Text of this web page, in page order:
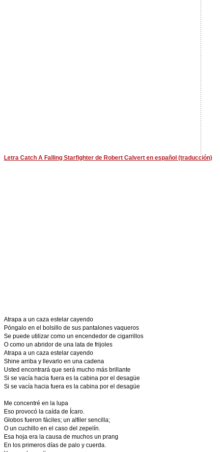
Letra Catch A Falling Starfighter de Robert Calvert en español (traducción)
Atrapa a un caza estelar cayendo
Póngalo en el bolsillo de sus pantalones vaqueros
Se puede utilizar como un encendedor de cigarrillos
O como un abridor de una lata de frijoles
Atrapa a un caza estelar cayendo
Shine arriba y llevarlo en una cadena
Usted encontrará que será mucho más brillante
Si se vacía hacia fuera es la cabina por el desagüe
Si se vacía hacia fuera es la cabina por el desagüe
Me concentré en la lupa
Eso provocó la caída de Ícaro.
Globos fueron fáciles; un alfiler sencilla;
O un cuchillo en el caso del zepelín.
Esa hoja era la causa de muchos un prang
En los primeros días de palo y cuerda.